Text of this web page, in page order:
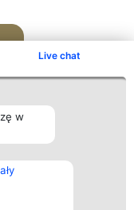
Live chat
w
Kontakt
Kontakt